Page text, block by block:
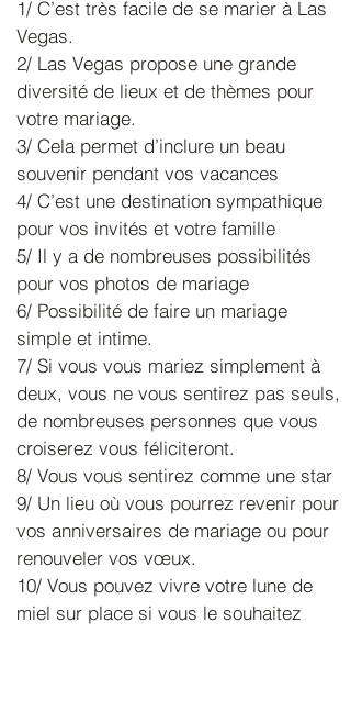
1/ C’est très facile de se marier à Las
Vegas.
2/ Las Vegas propose une grande
diversité de lieux et de thèmes pour
votre mariage.
3/ Cela permet d’inclure un beau
souvenir pendant vos vacances
4/ C’est une destination sympathique
pour vos invités et votre famille
5/ Il y a de nombreuses possibilités
pour vos photos de mariage
6/ Possibilité de faire un mariage
simple et intime.
7/ Si vous vous mariez simplement à
deux, vous ne vous sentirez pas seuls,
de nombreuses personnes que vous
croiserez vous féliciteront.
8/ Vous vous sentirez comme une star
9/ Un lieu où vous pourrez revenir pour
vos anniversaires de mariage ou pour
renouveler vos vœux.
10/ Vous pouvez vivre votre lune de
miel sur place si vous le souhaitez